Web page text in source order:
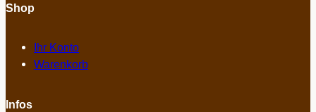
Shop
Ihr Konto
Warenkorb
Infos